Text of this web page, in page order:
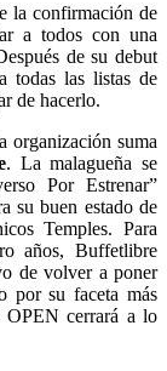
la confirmación de
a todos con una
de su debut
todas las listas de
de hacerlo.
organización suma
. La malagueña se
Por Estrenar”
su buen estado de
Temples. Para
años, Buffetlibre
de volver a poner
por su faceta más
OPEN cerrará a lo